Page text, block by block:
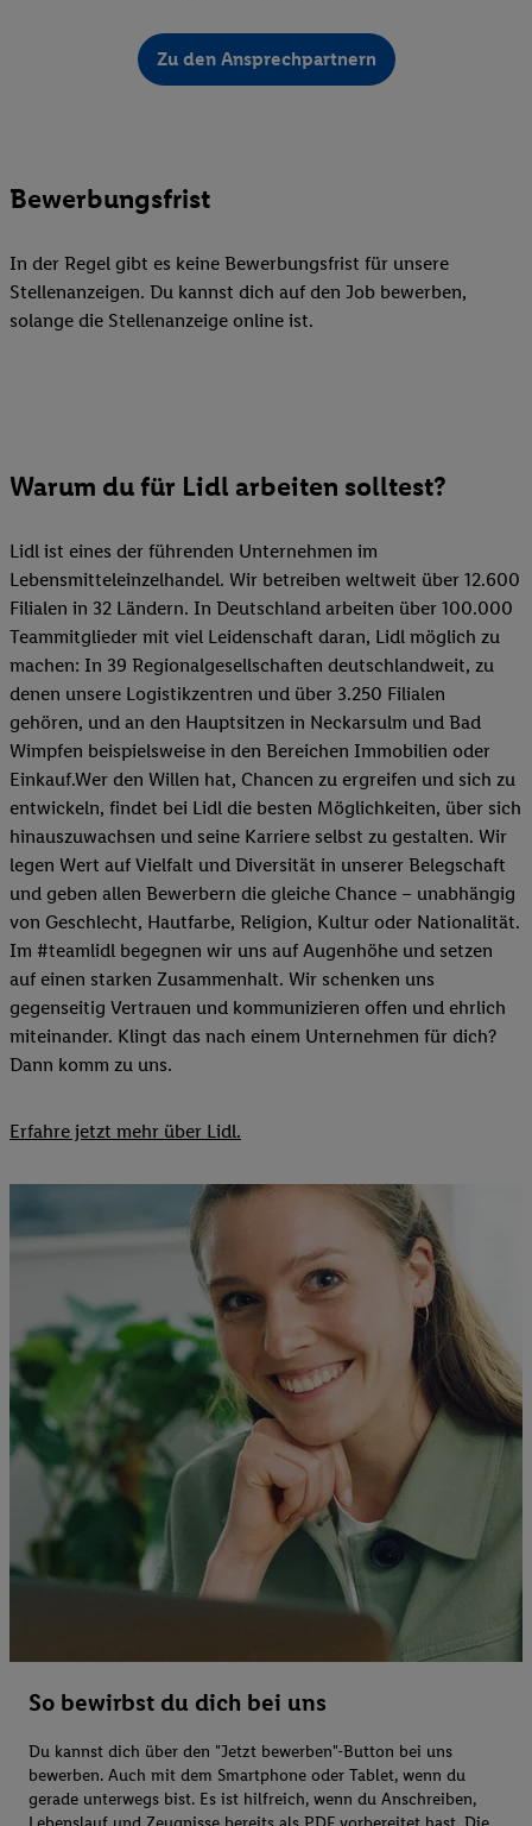
Zu den Ansprechpartnern
Bewerbungsfrist
In der Regel gibt es keine Bewerbungsfrist für unsere
Stellenanzeigen. Du kannst dich auf den Job bewerben,
solange die Stellenanzeige online ist.
Warum du für Lidl arbeiten solltest?
Lidl ist eines der führenden Unternehmen im
Lebensmitteleinzelhandel. Wir betreiben weltweit über 12.600
Filialen in 32 Ländern. In Deutschland arbeiten über 100.000
Teammitglieder mit viel Leidenschaft daran, Lidl möglich zu
machen: In 39 Regionalgesellschaften deutschlandweit, zu
denen unsere Logistikzentren und über 3.250 Filialen
gehören, und an den Hauptsitzen in Neckarsulm und Bad
Wimpfen beispielsweise in den Bereichen Immobilien oder
Einkauf.Wer den Willen hat, Chancen zu ergreifen und sich zu
entwickeln, findet bei Lidl die besten Möglichkeiten, über sich
hinauszuwachsen und seine Karriere selbst zu gestalten. Wir
legen Wert auf Vielfalt und Diversität in unserer Belegschaft
und geben allen Bewerbern die gleiche Chance – unabhängig
von Geschlecht, Hautfarbe, Religion, Kultur oder Nationalität.
Im #teamlidl begegnen wir uns auf Augenhöhe und setzen
auf einen starken Zusammenhalt. Wir schenken uns
gegenseitig Vertrauen und kommunizieren offen und ehrlich
miteinander. Klingt das nach einem Unternehmen für dich?
Dann komm zu uns.​
Erfahre jetzt mehr über Lidl.
So bewirbst du dich bei uns
Du kannst dich über den "Jetzt bewerben"-Button bei uns
bewerben. Auch mit dem Smartphone oder Tablet, wenn du
gerade unterwegs bist. Es ist hilfreich, wenn du Anschreiben,